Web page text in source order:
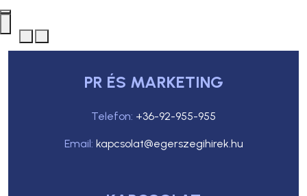
PR ÉS MARKETING
Telefon: +36-92-955-955
Email: kapcsolat@egerszegihirek.hu